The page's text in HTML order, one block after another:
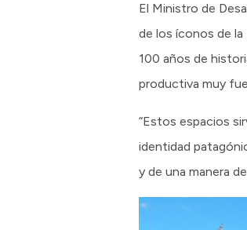
El Ministro de
de los íconos de
100 años de
productiva muy
“Estos espacios
identidad
y de una manera